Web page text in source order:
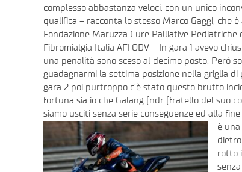
complesso abbastanza veloci, con un unico
qualifica – racconta lo stesso Marco Gaggi, che
Fondazione Maruzza Cure Palliative Pediatriche
Fibromialgia Italia AFI ODV – In gara 1 avevo
una penalità sono sceso al decimo posto. Però
guadagnarmi la settima posizione nella griglia di
gara 2 poi purtroppo c’è stato questo brutto
fortuna sia io che Galang (ndr (fratello del suo
siamo usciti senza serie conseguenze ed alla
è
rotto